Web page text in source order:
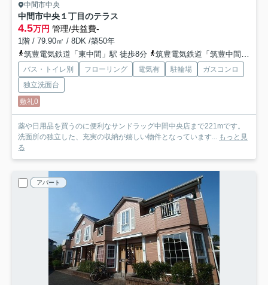
中間市中央
中間市中央１丁目のテラス
4.5万円 管理/共益費-
1階 / 79.90㎡ / 8DK /築50年
筑豊電気鉄道「東中間」駅 徒歩8分
筑豊電気鉄道「筑豊中間」駅 徒歩11分
バス・トイレ別 フローリング 電気有 駐輪場
ガスコンロ
独立洗面台
敷礼0
薬や日用品を買うのに便利なサンドラッグ中間中央店まで221mです。
洗面所の独立した、充実の収納が嬉しい物件となっています... もっと見
る
アパート